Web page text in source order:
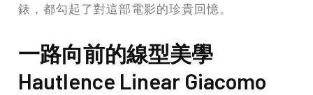
錶，都勾起了對這部電影的珍貴回憶。
一路向前的線型美學
Hautlence Linear Giacomo